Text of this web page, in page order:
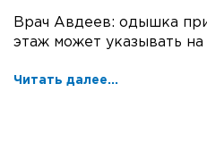
Врач Авдеев: одышка
этаж может указывать на
Читать далее...